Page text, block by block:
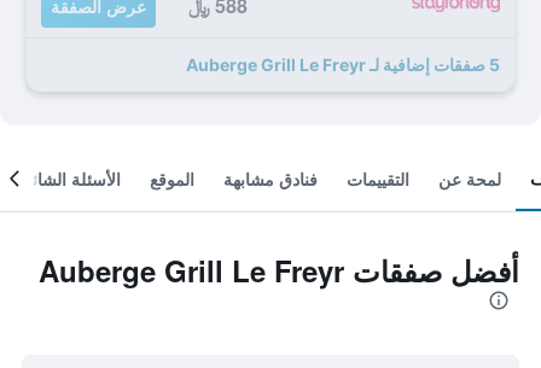
عرض الصفقة
5 صفقات إضافية لـ Auberge Grill Le Freyr
لمحة عن التقييمات فنادق مشابهة الموقع الأسئلة الشائعة
أفضل صفقات Auberge Grill Le Freyr